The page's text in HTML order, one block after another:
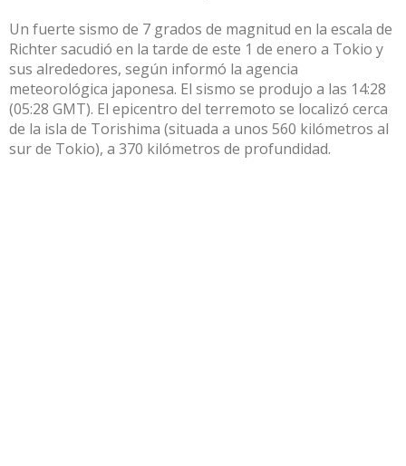
Un fuerte sismo de 7 grados de magnitud en la escala de
Richter sacudió en la tarde de este 1 de enero a Tokio y
sus alrededores, según informó la agencia
meteorológica japonesa. El sismo se produjo a las 14:28
(05:28 GMT). El epicentro del terremoto se localizó cerca
de la isla de Torishima (situada a unos 560 kilómetros al
sur de Tokio), a 370 kilómetros de profundidad.